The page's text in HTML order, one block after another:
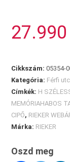
27.990
Cikkszám:05354-
Kategória: Férfi
Címkék: H
MEMÓRIAHABOS
CIPŐ, RIEKER
Márka: RIEKER
Oszd meg